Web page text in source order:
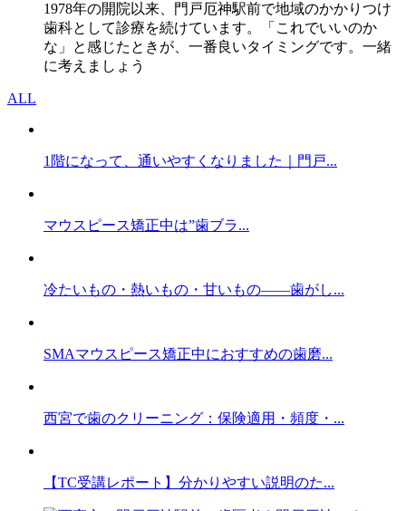
1978年の開院以来、門戸厄神駅前で地域のかかりつけ
歯科として診療を続けています。「これでいいのか
な」と感じたときが、一番良いタイミングです。一緒
に考えましょう
ALL
1階になって、通いやすくなりました｜門戸...
マウスピース矯正中は”歯ブラ...
冷たいもの・熱いもの・甘いもの——歯がし...
SMAマウスピース矯正中におすすめの歯磨...
西宮で歯のクリーニング：保険適用・頻度・...
【TC受講レポート】分かりやすい説明のた...